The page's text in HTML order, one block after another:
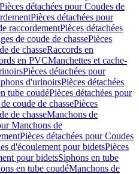
Pièces détachées pour Coudes de
Pièces détachées pour
raccordementPièces détachées
de coude de chassePièces
de chasseRaccords en
en PVCManchettes et cache-
Pièces détachées pour
d'urinoirsPièces détachées
tube coudéPièces détachées pour
coude de chassePièces
de chasseManchons de
Manchons de
Pièces détachées pour Coudes
d'écoulement pour bidetsPièces
pour bidetsSiphons en tube
en tube coudéManchons de